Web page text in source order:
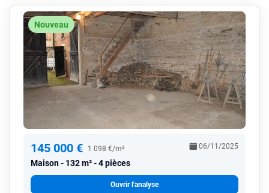
Nouveau
145 000 € 1 098 €/m²
Maison 132 m² - 4 pièces
06/11/2025
Ouvrir l'analyse